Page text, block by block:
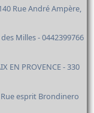
Rue André Ampère,
des Milles - 0442399766
EN PROVENCE - 330
Rue esprit Brondinero